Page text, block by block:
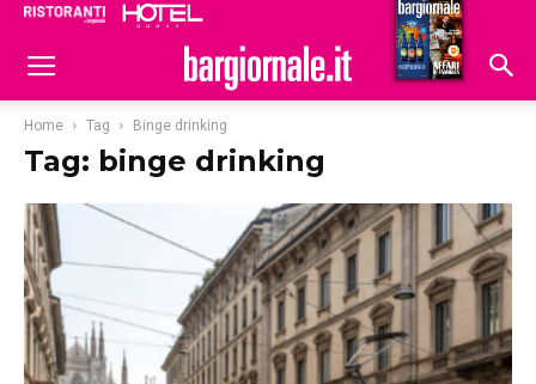
Hoteldomani
Home Tag Binge drinking
Tag: binge drinking